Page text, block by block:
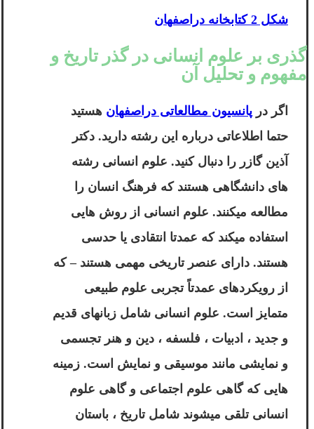
شکل 2 کتابخانه دراصفهان
گذری بر علوم انسانی در گذر تاریخ و
مفهوم و تحلیل آن
اگر در پانسیون مطالعاتی دراصفهان هستید
حتما اطلاعاتی درباره این رشته دارید. دکتر
آذین گازر را دنبال کنید. علوم انسانی رشته
های دانشگاهی هستند که فرهنگ انسان را
مطالعه میکنند. علوم انسانی از روش هایی
استفاده میکند که عمدتا انتقادی یا حدسی
هستند. دارای عنصر تاریخی مهمی هستند – که
از رویکردهای عمدتاً تجربی علوم طبیعی
متمایز است. علوم انسانی شامل زبانهای قدیم
و جدید ، ادبیات ، فلسفه ، دین و هنر تجسمی
و نمایشی مانند موسیقی و نمایش است. زمینه
هایی که گاهی علوم اجتماعی و گاهی علوم
انسانی تلقی میشوند شامل تاریخ ، باستان